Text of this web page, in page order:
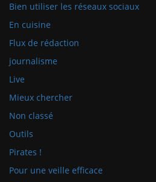
Bien utiliser les réseaux sociaux
En cuisine
Flux de rédaction
journalisme
Live
Mieux chercher
Non classé
Outils
Pirates !
Pour une veille efficace